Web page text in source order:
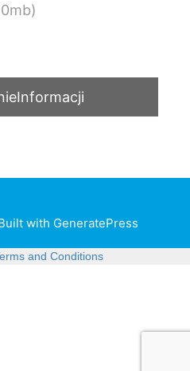
with GeneratePress
and Conditions